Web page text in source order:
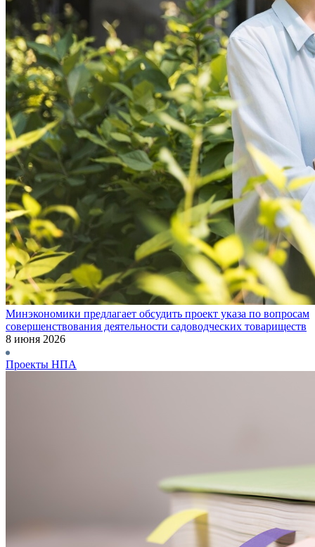
Минэкономики предлагает обсудить проект указа по вопросам
совершенствования деятельности садоводческих товариществ
8 июня 2026
Проекты НПА